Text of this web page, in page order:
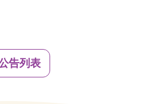
告列表